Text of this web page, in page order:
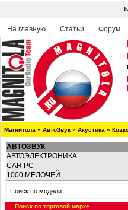
На главную Статьи Форум
Магнитола » АвтоЗвук » Акустика »
АВТОЗВУК
АВТОЭЛЕКТРОНИКА
CAR PC
1000 МЕЛОЧЕЙ
Поиск по торговой марке